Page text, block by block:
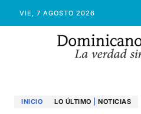
VIE, 7 AGOSTO 2026
INICIO LO ÚLTIMO NOTICIAS